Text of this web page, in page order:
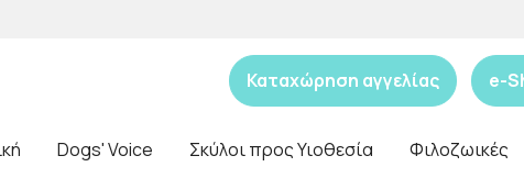
Καταχώρηση αγγελίας e-
Dogs' Voice Σκύλοι προς Υιοθεσία Φιλοζωικές